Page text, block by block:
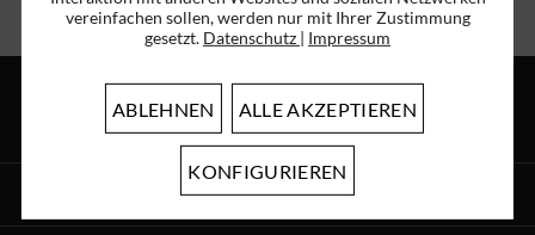
ÜBER UNS
INFORMATIONEN
vereinfachen sollen, werden nur mit Ihrer Zustimmung
gesetzt. Datenschutz | Impressum
ABLEHNEN ALLE AKZEPTIEREN
KONFIGURIEREN